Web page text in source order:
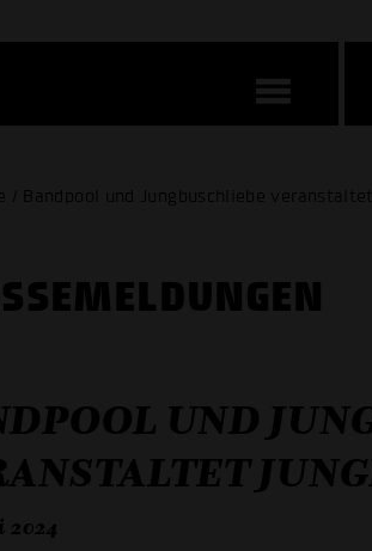
/ Bandpool und Jungbuschliebe
UND
2024